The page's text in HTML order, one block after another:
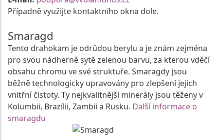
Případně využijte kontaktního okna dole.
Smaragd
Tento drahokam je odrůdou berylu a je znám zejména
pro svou nádherně sytě zelenou barvu, za kterou vděčí
obsahu chromu ve své struktuře. Smaragdy jsou
běžně technologicky upravovány pro zlepšení jejich
vnitřní čistoty. Ty nejkvalitnější minerály jsou těženy v
Kolumbii, Brazílii, Zambii a Rusku. Další informace o
smaragdu